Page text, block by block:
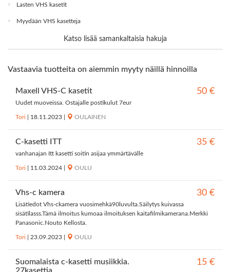
Lasten VHS kasetit
Myydään VHS kasetteja
Katso lisää samankaltaisia hakuja
Vastaavia tuotteita on aiemmin myyty näillä hinnoilla
Maxell VHS-C kasetit 50 €
Uudet muoveissa. Ostajalle postikulut 7eur
Tori 18.11.2023 OULAINEN
C-kasetti ITT 35 €
vanhanajan Itt kasetti soitin asijaa ymmärtävälle
Tori 11.03.2024 OULU
Vhs-c kamera 30 €
Lisätiedot Vhs-ckamera vuosimehkä90luvulta.Säilytys kuivassa
sisätilasss.Tämä ilmoitus kumoaa ilmoituksen kaitafilmikamerana.Merkki
Panasonic.Nouto Kellosta.
Tori 23.09.2023 OULU
Suomalaista c-kasetti musiikkia.
15 €